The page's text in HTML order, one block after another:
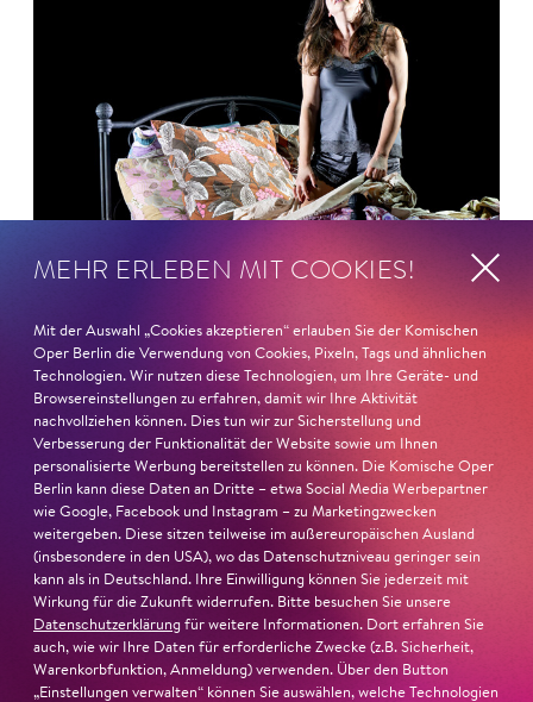
26. Juni 2026
Ambur Braid für DER FAUST
nominiert
Ambur Braid ist für den Deutschen Theaterpreis DER
FAUST nominiert in der Kategorie »Darsteller:in
Musiktheater«. Ihr eindrucksvolles Rollendebüt als
MEHR ERLEBEN MIT COOKIES!
Mit der Auswahl „Cookies akzeptieren“ erlauben Sie der Komischen
Oper Berlin die Verwendung von Cookies, Pixeln, Tags und ähnlichen
Technologien. Wir nutzen diese Technologien, um Ihre Geräte- und
Browsereinstellungen zu erfahren, damit wir Ihre Aktivität
nachvollziehen können. Dies tun wir zur Sicherstellung und
Verbesserung der Funktionalität der Website sowie um Ihnen
personalisierte Werbung bereitstellen zu können. Die Komische Oper
Berlin kann diese Daten an Dritte – etwa Social Media Werbepartner
wie Google, Facebook und Instagram – zu Marketingzwecken
weitergeben. Diese sitzen teilweise im außereuropäischen Ausland
(insbesondere in den USA), wo das Datenschutzniveau geringer sein
kann als in Deutschland. Ihre Einwilligung können Sie jederzeit mit
Wirkung für die Zukunft widerrufen. Bitte besuchen Sie unsere
Datenschutzerklärung für weitere Informationen. Dort erfahren Sie
auch, wie wir Ihre Daten für erforderliche Zwecke (z.B. Sicherheit,
Warenkorbfunktion, Anmeldung) verwenden. Über den Button
„Einstellungen verwalten“ können Sie auswählen, welche Technologien